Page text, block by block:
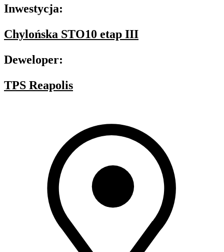
Inwestycja:
Chylońska STO10 etap III
Deweloper:
TPS Reapolis